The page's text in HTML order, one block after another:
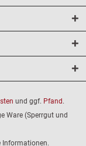
und ggf. Pfand.
Ware (Sperrgut und
Informationen.